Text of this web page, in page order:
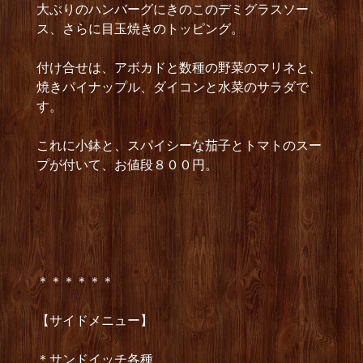
大ぶりのハンバーグにきのこのデミグラスソー
ス、さらに目玉焼きのトッピング。
付け合せは、アボカドと数種の野菜のマリネと、
焼きパイナップル、ダイコンと水菜のサラダで
す。
これに小鉢と、スパイシーな茄子とトマトのスー
プが付いて、お値段８００円。
＊＊＊＊＊＊
【サイドメニュー】
＊サンドイッチ各種